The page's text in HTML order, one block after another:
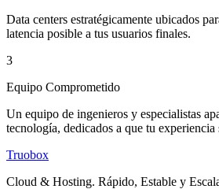
Data centers estratégicamente ubicados
latencia posible a tus usuarios finales.
3
Equipo Comprometido
Un equipo de ingenieros y especialistas
tecnología, dedicados a que tu experiencia
Truobox
Cloud & Hosting. Rápido, Estable y